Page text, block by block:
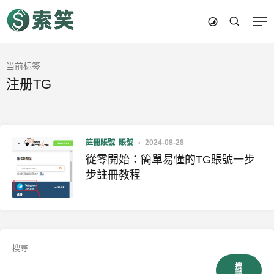
当前标签
注册TG
註冊賬號 賬號 2024-08-28
從零開始：簡單易懂的TG賬號一步
步註冊教程
搜尋
搜